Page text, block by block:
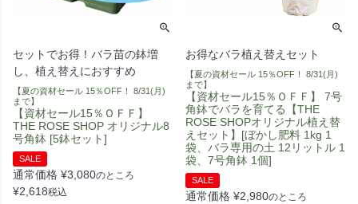
セットでお得！バラ苗の鉢増
し、植え替えにおすすめ
【夏の資材セール 15％OFF！ 8/31(月)
まで】
【資材セール15％ＯＦＦ】
THE ROSE SHOP オリジナル8
号角鉢 [5鉢セット]
SALE
通常価格 ¥3,080のところ
¥2,618税込
お得なバラ植え替えセット
【夏の資材セール 15％OFF！ 8/31(月)
まで】
【資材セール15％ＯＦＦ】 7号
角鉢でバラを育てる【THE
ROSE SHOPオリジナル植え替
えセット】[ぼかし肥料 1kg 1
袋、バラ専用の土 12リットル 1
袋、7号角鉢 1個]
SALE
通常価格 ¥2,980のところ